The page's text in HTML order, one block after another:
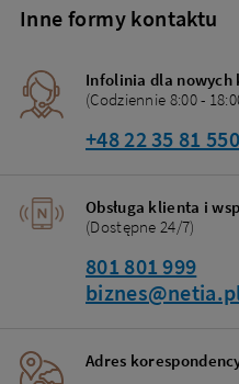
Inne formy kontaktu
Infolinia dla nowych
(Codziennie 8:00 -
+48 22 35 81 550
Obsługa klienta i
(Dostępne 24/7)
801 801 999
Adres